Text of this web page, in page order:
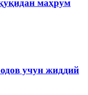
маҳрум
учун жиддий